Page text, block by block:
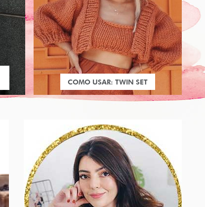
COMO USAR: TWIN SET